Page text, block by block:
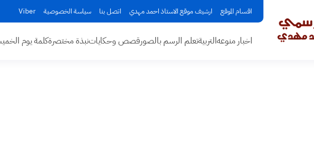
اقسام الموقع ارشيف موقع الاستاذ احمد مهدي اتصل بنا سياسة الخصوصية Viber
اخبار منوعهالتربيةتعلم الرسم بالصورقصص وحكاياتنبذة مختصرةكلمة يوم